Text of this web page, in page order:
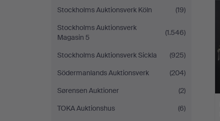
Stockholms Auktionsverk Köln
(19)
Stockholms Auktionsverk
Magasin 5
(1.546)
Stockholms Auktionsverk Sickla
(925)
Södermanlands Auktionsverk
(204)
Sørensen Auktioner
(2)
TOKA Auktionshus
(6)